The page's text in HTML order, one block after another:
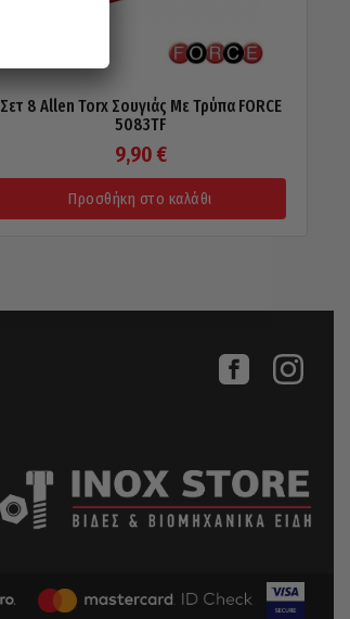
Σετ 8 Allen Torx Σουγιάς Με Τρύπα FORCE
5083TF
9,90 €
Προσθήκη στο καλάθι